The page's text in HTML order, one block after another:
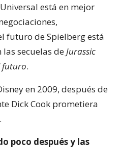
está en mejor
futuro de Spielberg está
secuelas deJurassic
futuro.
en 2009, después de
Dick Cook prometiera
poco después y las